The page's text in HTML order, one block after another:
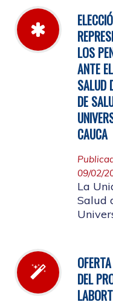
jueves
LOS
ANTE
SALUD
DE
CAUCA
09/02/
La
Salud
DEL